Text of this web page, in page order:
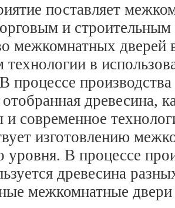
поставляет
и строительным
межкомнатных дверей
технологии в
процессе
древесина,
современное
изготовлению
уровня. В процессе
древесина
межкомнатные двери